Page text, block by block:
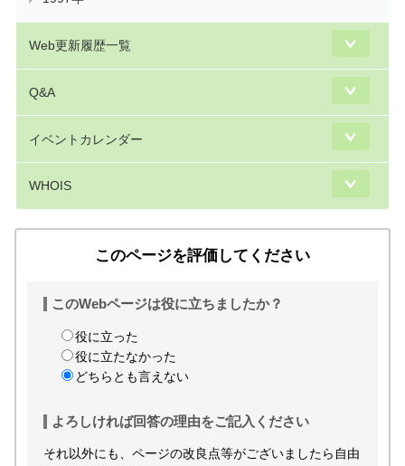
Web更新履歴一覧
Q&A
イベントカレンダー
WHOIS
このページを評価してください
このWebページは役に立ちましたか？
役に立った
役に立たなかった
どちらとも言えない
よろしければ回答の理由をご記入ください
それ以外にも、ページの改良点等がございましたら自由